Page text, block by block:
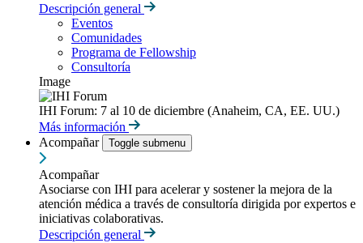
Descripción general
Eventos
Comunidades
Programa de Fellowship
Consultoría
Image
IHI Forum: 7 al 10 de diciembre (Anaheim, CA, EE. UU.)
Más información
Acompañar
Toggle submenu
Acompañar
Asociarse con IHI para acelerar y sostener la mejora de la
atención médica a través de consultoría dirigida por expertos e
iniciativas colaborativas.
Descripción general